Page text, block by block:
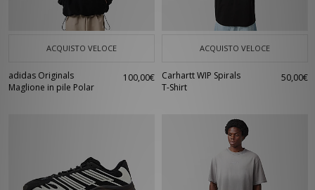
ACQUISTO VELOCE
adidas Originals
Maglione in pile Polar
100,00€
ACQUISTO VELOCE
Carhartt WIP Spirals
T-Shirt
50,00€